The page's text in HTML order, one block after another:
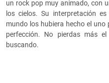
un rock pop muy animado, con
los cielos. Su interpretación
mundo los hubiera hecho el
perfección. No pierdas más
buscando.